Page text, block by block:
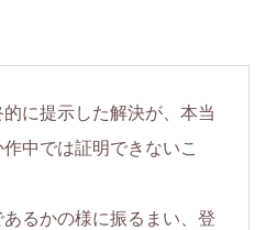
的に提示した解決が、本当
中では証明できないこ
あるかの様に振るまい、登